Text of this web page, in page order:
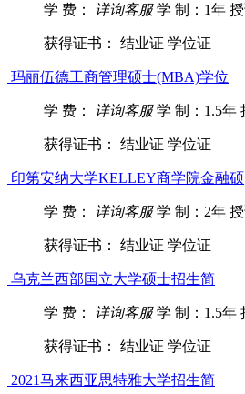
学 费： 详询客服 学 制：1年
获得证书： 结业证 学位证
玛丽伍德工商管理硕士(MBA)学位
学 费： 详询客服 学 制：1.5年
获得证书： 结业证 学位证
印第安纳大学KELLEY商学院金融硕
学 费： 详询客服 学 制：2年
获得证书： 结业证 学位证
乌克兰西部国立大学硕士招生简
学 费： 详询客服 学 制：1.5年
获得证书： 结业证 学位证
2021马来西亚思特雅大学招生简